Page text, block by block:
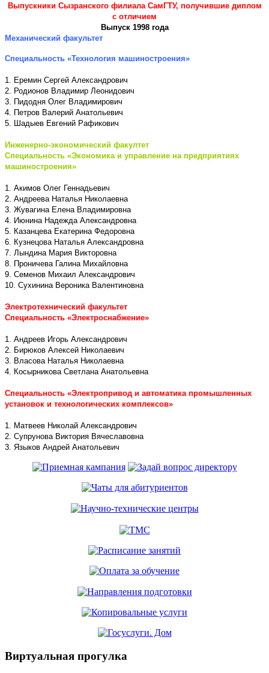
Выпускники Сызранского филиала СамГТУ, получившие диплом
с отличием
Выпуск 1998 года
Механический факультет
Специальность «Технология машиностроения»
1. Еремин Сергей Александрович
2. Родионов Владимир Леонидович
3. Пидодня Олег Владимирович
4. Петров Валерий Анатольевич
5. Шадыев Евгений Рафикович
Инженерно-экономический факултет
Специальность «Экономика и управление на предприятиях
машиностроения»
1. Акимов Олег Геннадьевич
2. Андреева Наталья Николаевна
3. Жувагина Елена Владимировна
4. Июнина Надежда Александровна
5. Казанцева Екатерина Федоровна
6. Кузнецова Наталья Александровна
7. Лындина Мария Викторовна
8. Проничева Галина Михайловна
9. Семенов Михаил Александрович
10. Сухинина Вероника Валентиновна
Электротехнический факультет
Специальность «Электроснабжение»
1. Андреев Игорь Александрович
2. Бирюков Алексей Николаевич
3. Власова Наталья Николаевна
4. Косырникова Светлана Анатольевна
Специальность «Электропривод и автоматика промышленных
установок и технологических комплексов»
1. Матвеев Николай Александрович
2. Супрунова Виктория Вячеславовна
3. Языков Андрей Анатольевич
Виртуальная прогулка